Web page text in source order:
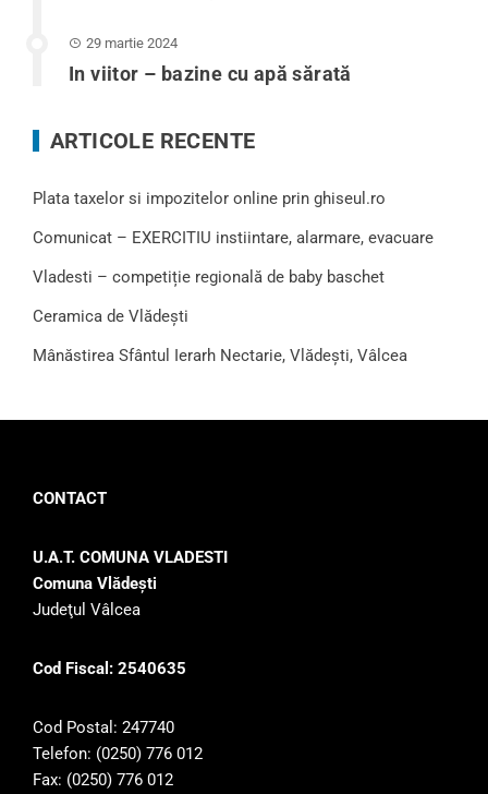
29 martie 2024
In viitor – bazine cu apă sărată
ARTICOLE RECENTE
Plata taxelor si impozitelor online prin ghiseul.ro
Comunicat – EXERCITIU instiintare, alarmare, evacuare
Vladesti – competiție regională de baby baschet
Ceramica de Vlădești
Mânăstirea Sfântul Ierarh Nectarie, Vlădești, Vâlcea
CONTACT
U.A.T. COMUNA VLADESTI
Comuna Vlădeşti
Judeţul Vâlcea
Cod Fiscal: 2540635
Cod Postal: 247740
Telefon: (0250) 776 012
Fax: (0250) 776 012